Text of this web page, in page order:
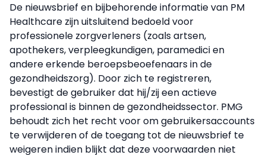
De nieuwsbrief en bijbehorende informatie van PM
Healthcare zijn uitsluitend bedoeld voor
professionele zorgverleners (zoals artsen,
apothekers, verpleegkundigen, paramedici en
andere erkende beroepsbeoefenaars in de
gezondheidszorg). Door zich te registreren,
bevestigt de gebruiker dat hij/zij een actieve
professional is binnen de gezondheidssector. PMG
behoudt zich het recht voor om gebruikersaccounts
te verwijderen of de toegang tot de nieuwsbrief te
weigeren indien blijkt dat deze voorwaarden niet